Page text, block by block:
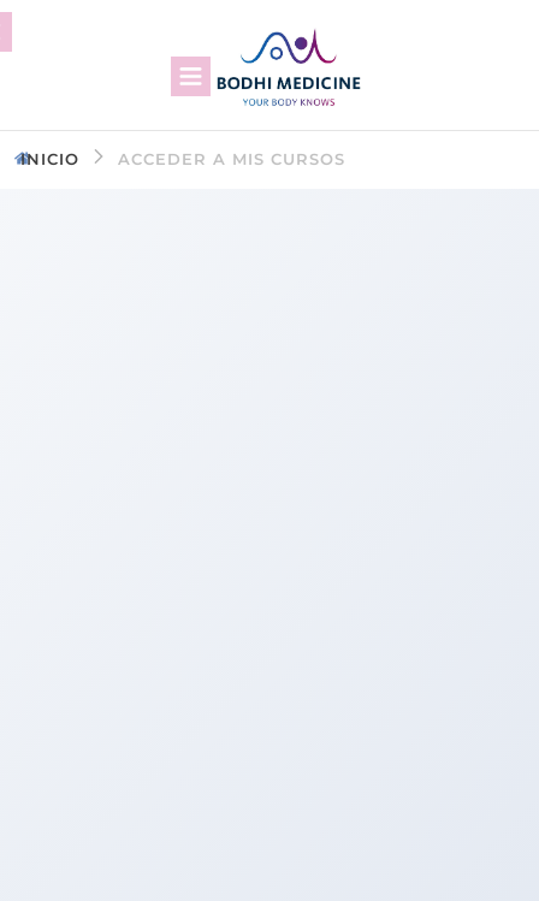
INICIO ACCEDER A MIS CURSOS